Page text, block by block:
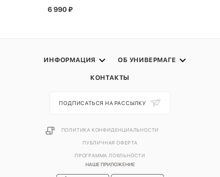
6 990₽
ИНФОРМАЦИЯ ОБ УНИВЕРМАГЕ
КОНТАКТЫ
НАШЕ ПРИЛОЖЕНИЕ
ПОДПИСАТЬСЯ НА РАССЫЛКУ
ПОЛИТИКА КОНФИДЕНЦИАЛЬНОСТИ
ПУБЛИЧНАЯ ОФЕРТА
ПРОГРАММА ЛОЯЛЬНОСТИ